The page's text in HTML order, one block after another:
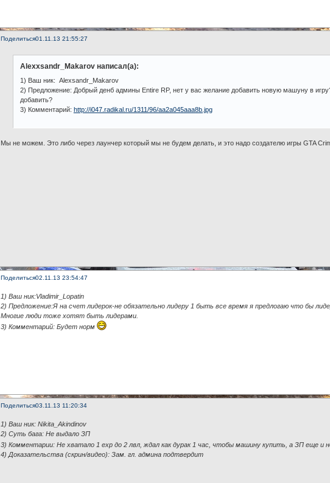
Поделиться01.11.13 21:55:27
Alexxsandr_Makarov написал(а):
1) Ваш ник: Alexsandr_Makarov
2) Предложение: Добрый денб админы Entire RP, нет у вас желание добавить новую машуну в
добавить?
3) Комментарий: http://i047.radikal.ru/1311/96/aa2a045aaa8b.jpg
Мы не можем. Это либо через лаунчер который мы не будем делать, и это надо создателю игры GTA
Поделиться02.11.13 23:54:47
1) Ваш ник:Vladimir_Lopatin
2) Предложение:Я на счет лидерок-не обязательно лидеру 1 быть все время я предлогаю что бы
Многие люди тоже хотят быть лидерами.
3) Комментарий: Будет норм
Поделиться03.11.13 11:20:34
1) Ваш ник: Nikita_Akindinov
2) Суть бага: Не выдало ЗП
3) Комментарии: Не хватало 1 exp до 2 лвл, ждал как дурак 1 час, чтобы машину купить, а ЗП еще и
4) Доказательства (скрин/видео): Зам. гл. админа подтвердит